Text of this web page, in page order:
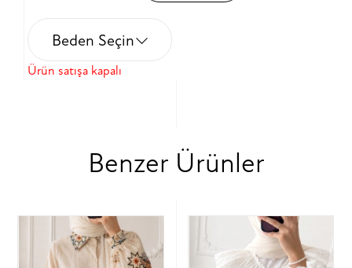
Beden Seçin
Ürün satışa kapalı
Benzer Ürünler